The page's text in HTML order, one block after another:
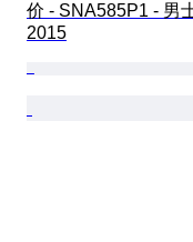
价 - SNA585P1 - 男
2015